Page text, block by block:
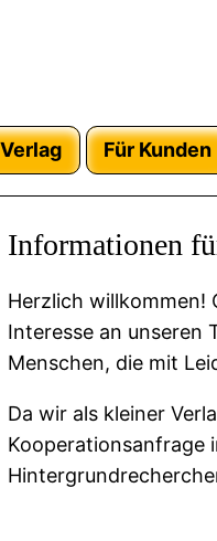
Für Kunden
Informationen
Herzlich willkommen!
Interesse an unseren
Menschen, die mit
Da wir als kleiner
Kooperationsanfrage